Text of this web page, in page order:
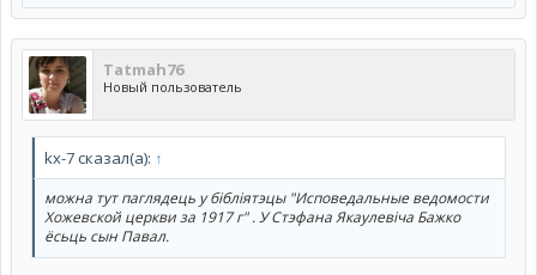
Тatmah76
Новый пользователь
kx-7 сказал(а): ↑
можна тут паглядець у бiблiятэцы "Исповедальные ведомости
Хожевской церкви за 1917 г" . У Стэфана Якаулевiча Бажко
ёсьць сын Павал.